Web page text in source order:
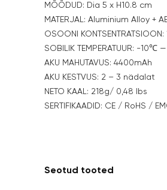
MÕÕDUD: Dia 5 x H10.8 cm
MATERJAL: Aluminium Alloy +
OSOONI
SOBILIK TEMPERATUUR: -10℃
AKU MAHUTAVUS: 4400mAh
AKU KESTVUS: 2 – 3 nädalat
NETO KAAL: 218g/ 0,48 lbs
SERTIFIKAADID: CE / RoHS /
Seotud tooted